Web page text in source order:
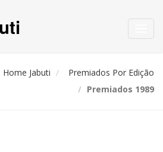
Home Jabuti
Premiados Por Edição
Premiados 1989